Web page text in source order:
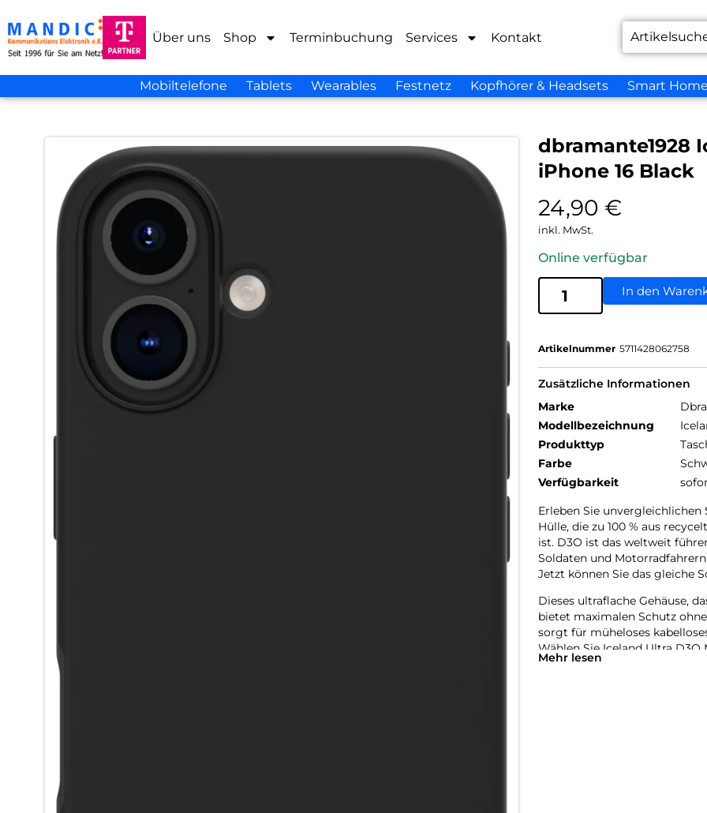
Über uns Shop Terminbuchung Services Kontakt
Mobiltelefone Tablets Wearables Festnetz Kopfhörer & Headsets Smart
dbramante1928
iPhone 16 Black
24,90 €
inkl. MwSt.
Online verfügbar
In den
Artikelnummer 5711428062758
Zusätzliche Informationen
Marke
Modellbezeichnung
Produkttyp
Farbe
Verfügbarkeit
Erleben Sie
Hülle, die zu 100 % aus
ist. D3O ist das weltweit
Soldaten und
Jetzt können Sie das gleiche
Dieses ultraflache Gehäuse,
bietet maximalen Schutz
sorgt für müheloses
Wählen Sie Iceland Ultra
Ihres Telefons.
Mehr lesen